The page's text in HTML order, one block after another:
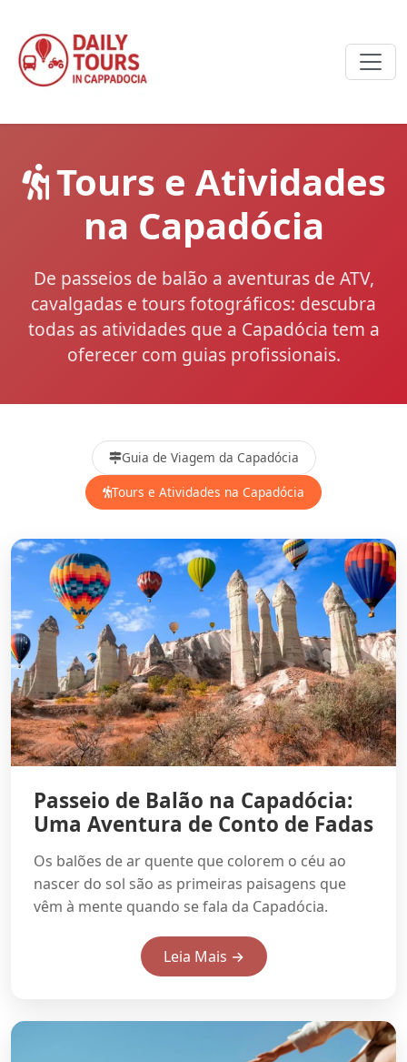
Tours e Atividades
na Capadócia
De passeios de balão a aventuras de ATV,
cavalgadas e tours fotográficos: descubra
todas as atividades que a Capadócia tem a
oferecer com guias profissionais.
Guia de Viagem da Capadócia
Tours e Atividades na Capadócia
Passeio de Balão na Capadócia:
Uma Aventura de Conto de Fadas
Os balões de ar quente que colorem o céu ao
nascer do sol são as primeiras paisagens que
vêm à mente quando se fala da Capadócia.
Leia Mais →